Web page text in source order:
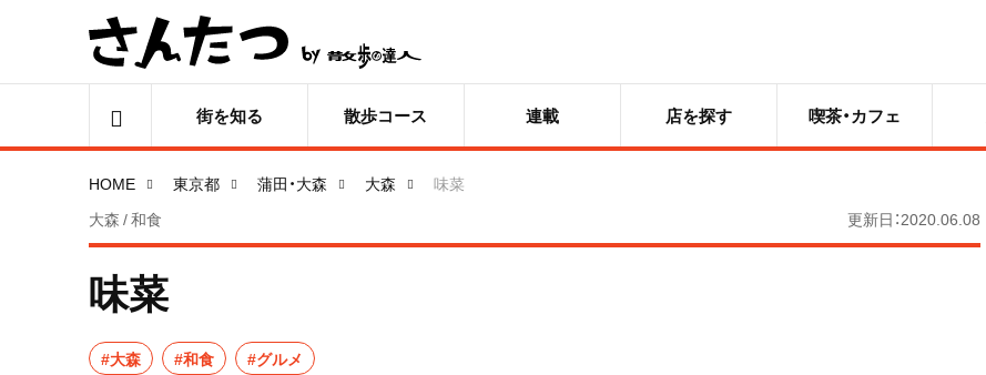
街を知る 散歩コース 連載 店を探す 喫茶・カフェ
HOME 東京都 蒲田・大森 大森
味菜
大森 / 和食
更新日：2020.06.08
味菜
#大森 #和食 #グルメ